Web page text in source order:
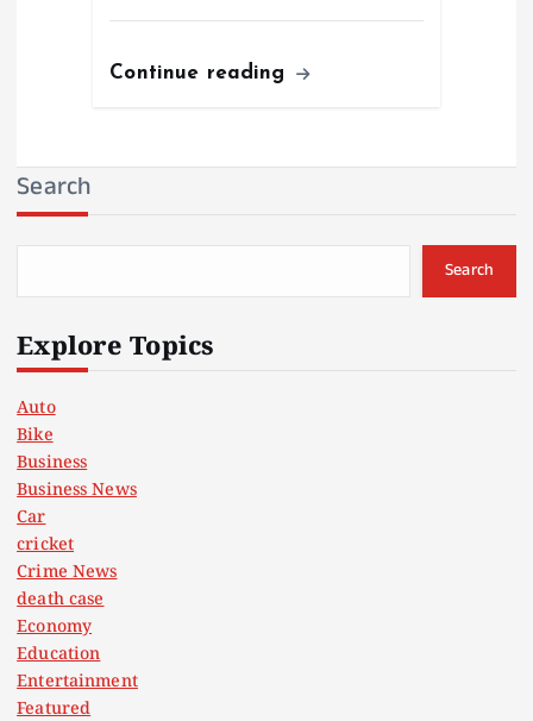
Continue reading
Search
Search
Explore Topics
Auto
Bike
Business
Business News
Car
cricket
Crime News
death case
Economy
Education
Entertainment
Featured